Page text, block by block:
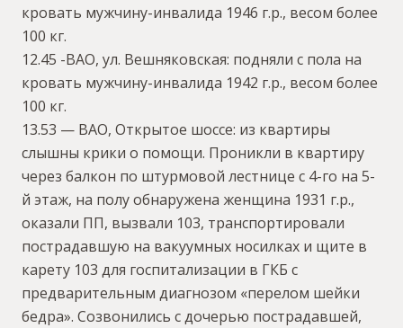
кровать мужчину-инвалида 1946 г.р., весом более
100 кг.
12.45 -ВАО, ул. Вешняковская: подняли с пола на
кровать мужчину-инвалида 1942 г.р., весом более
100 кг.
13.53 — ВАО, Открытое шоссе: из квартиры
слышны крики о помощи. Проникли в квартиру
через балкон по штурмовой лестнице с 4-го на 5-
й этаж, на полу обнаружена женщина 1931 г.р.,
оказали ПП, вызвали 103, транспортировали
пострадавшую на вакуумных носилках и щите в
карету 103 для госпитализации в ГКБ с
предварительным диагнозом «перелом шейки
бедра». Созвонились с дочерью пострадавшей,